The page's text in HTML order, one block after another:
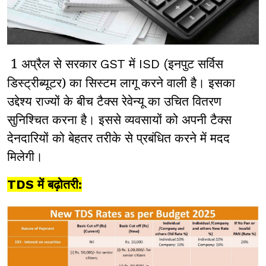
1 अप्रैल से सरकार GSTमें ISD (इनपुट सर्विस
डिस्ट्रीब्यूटर) का सिस्टम लागू करने वाली है। इसका
उद्देश्य राज्यों के बीच टैक्स रेवेन्यू का उचित वितरण
सुनिश्चित करना है। इससे व्यवसायों को अपनी टैक्स
देनदारियों को बेहतर तरीके से प्रबंधित करने में मदद
मिलेगी।
TDS में बढ़ोतरी: